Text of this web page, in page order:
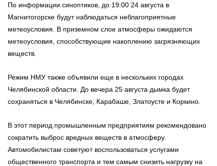
По информации синоптиков, до 19:00 24 августа в
Магнитогорске будут наблюдаться неблагоприятные
метеоусловия. В приземном слое атмосферы ожидаются
метеоусловия, способствующие накоплению загрязняющих
веществ.
Режим НМУ также объявили еще в нескольких городах
Челябинской области. До вечера 25 августа дымка будет
сохраняться в Челябинске, Карабаше, Златоусте и Коркино.
В этот период промышленным предприятиям рекомендовано
сократить выброс вредных веществ в атмосферу.
Автомобилистам советуют воспользоваться услугами
общественного транспорта и тем самым снизить нагрузку на